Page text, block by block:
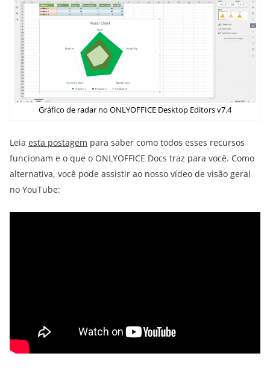
Gráfico de radar no ONLYOFFICE Desktop Editors v7.4
Leia esta postagem para saber como todos esses recursos
funcionam e o que o ONLYOFFICE Docs traz para você. Como
alternativa, você pode assistir ao nosso vídeo de visão geral
no YouTube: